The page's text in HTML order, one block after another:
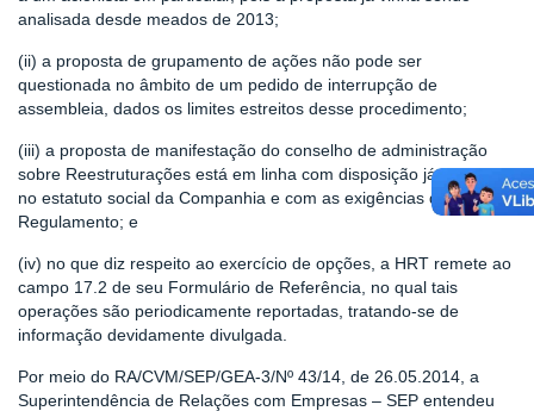
analisada desde meados de 2013;
(ii) a proposta de grupamento de ações não pode ser
questionada no âmbito de um pedido de interrupção de
assembleia, dados os limites estreitos desse procedimento;
(iii) a proposta de manifestação do conselho de administração
sobre Reestruturações está em linha com disposição já presente
no estatuto social da Companhia e com as exigências do
Regulamento; e
(iv) no que diz respeito ao exercício de opções, a HRT remete ao
campo 17.2 de seu Formulário de Referência, no qual tais
operações são periodicamente reportadas, tratando-se de
informação devidamente divulgada.
Por meio do RA/CVM/SEP/GEA-3/Nº 43/14, de 26.05.2014, a
Superintendência de Relações com Empresas – SEP entendeu